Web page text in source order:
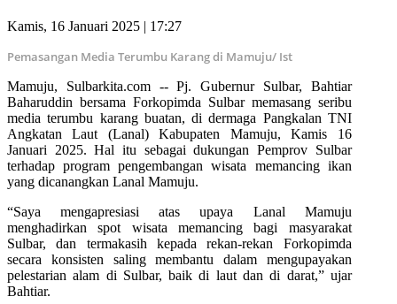
Kamis, 16 Januari 2025 | 17:27
Pemasangan Media Terumbu Karang di Mamuju/ Ist
Mamuju, Sulbarkita.com -- Pj. Gubernur Sulbar, Bahtiar
Baharuddin bersama Forkopimda Sulbar memasang seribu
media terumbu karang buatan, di dermaga Pangkalan TNI
Angkatan Laut (Lanal) Kabupaten Mamuju, Kamis 16
Januari 2025. Hal itu sebagai dukungan Pemprov Sulbar
terhadap program pengembangan wisata memancing ikan
yang dicanangkan Lanal Mamuju.
“Saya mengapresiasi atas upaya Lanal Mamuju
menghadirkan spot wisata memancing bagi masyarakat
Sulbar, dan termakasih kepada rekan-rekan Forkopimda
secara konsisten saling membantu dalam mengupayakan
pelestarian alam di Sulbar, baik di laut dan di darat,” ujar
Bahtiar.